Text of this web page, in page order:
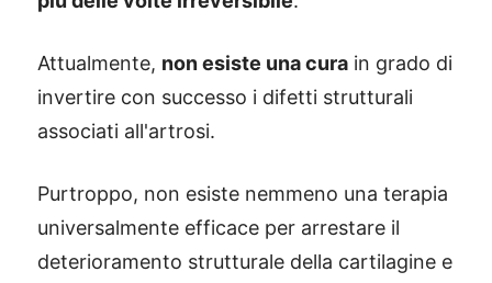
Attualmente, non esiste una cura in grado di
invertire con successo i difetti strutturali
associati all'artrosi.
Purtroppo, non esiste nemmeno una terapia
universalmente efficace per arrestare il
deterioramento strutturale della cartilagine e